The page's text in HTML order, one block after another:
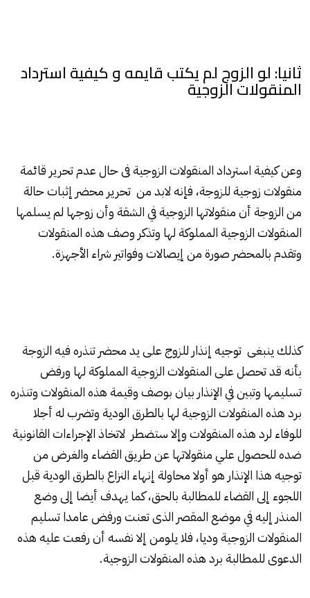
ثانيا: لو الزوج لم يكتب قايمه و كيفية استرداد
المنقولات الزوجية
وعن كيفية استرداد المنقولات الزوجية فى حال عدم تحرير قائمة
منقولات زوجية للزوجة، فإنه لابد من تحرير محضر إثبات حالة
من الزوجة أن منقولاتها الزوجية في الشقة وأن زوجها لم يسلمها
المنقولات الزوجية المملوكة لها وتذكر وصف هذه المنقولات
وتقدم بالمحضر صورة من إيصالات وفواتير شراء الأجهزة.
كذلك ينبغى توجيه إنذار للزوج على يد محضر تنذره فيه الزوجة
بأنه قد تحصل على المنقولات الزوجية المملوكة لها ورفض
تسليمها وتبين في الإنذار بيان بوصف وقيمة هذه المنقولات وتنذره
برد هذه المنقولات الزوجية لها بالطرق الودية وتضرب له أجلا
للوفاء لرد هذه المنقولات وإلا ستضطر لاتخاذ الإجراءات القانونية
ضده للحصول علي منقولاتها عن طريق القضاء والغرض من
توجيه هذا الإنذار هو أولا محاولة إنهاء النزاع بالطرق الودية قبل
اللجوء إلى القضاء للمطالبة بالحق، كما يهدف أيضا إلى وضع
المنذر إليه في موضع المقصر الذى تعنت ورفض عامدا تسليم
المنقولات الزوجية وديا، فلا يلومن إلا نفسه أن رفعت عليه هذه
الدعوى للمطالبة برد هذه المنقولات الزوجية.